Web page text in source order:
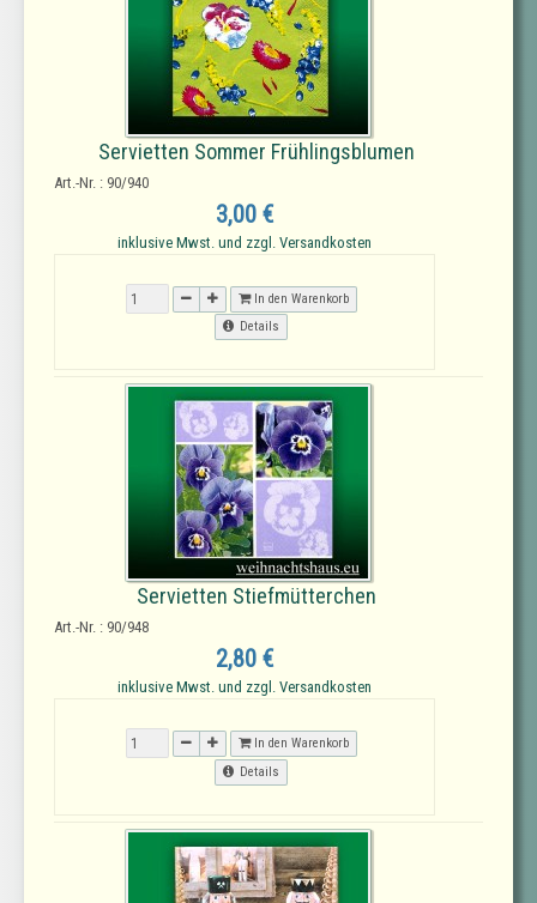
Servietten Sommer Frühlingsblumen
Art.-Nr. : 90/940
3,00 €
inklusive Mwst. und zzgl. Versandkosten
In den Warenkorb
Details
Servietten Stiefmütterchen
Art.-Nr. : 90/948
2,80 €
inklusive Mwst. und zzgl. Versandkosten
In den Warenkorb
Details